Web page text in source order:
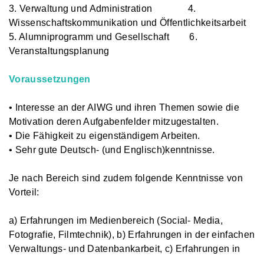
3. Verwaltung und Administration 4.
Wissenschaftskommunikation und Öffentlichkeitsarbeit
5. Alumniprogramm und Gesellschaft 6.
Veranstaltungsplanung
Voraussetzungen
• Interesse an der AIWG und ihren Themen sowie die
Motivation deren Aufgabenfelder mitzugestalten.
• Die Fähigkeit zu eigenständigem Arbeiten.
• Sehr gute Deutsch- (und Englisch)kenntnisse.
Je nach Bereich sind zudem folgende Kenntnisse von
Vorteil:
a) Erfahrungen im Medienbereich (Social- Media,
Fotografie, Filmtechnik), b) Erfahrungen in der einfachen
Verwaltungs- und Datenbankarbeit, c) Erfahrungen in